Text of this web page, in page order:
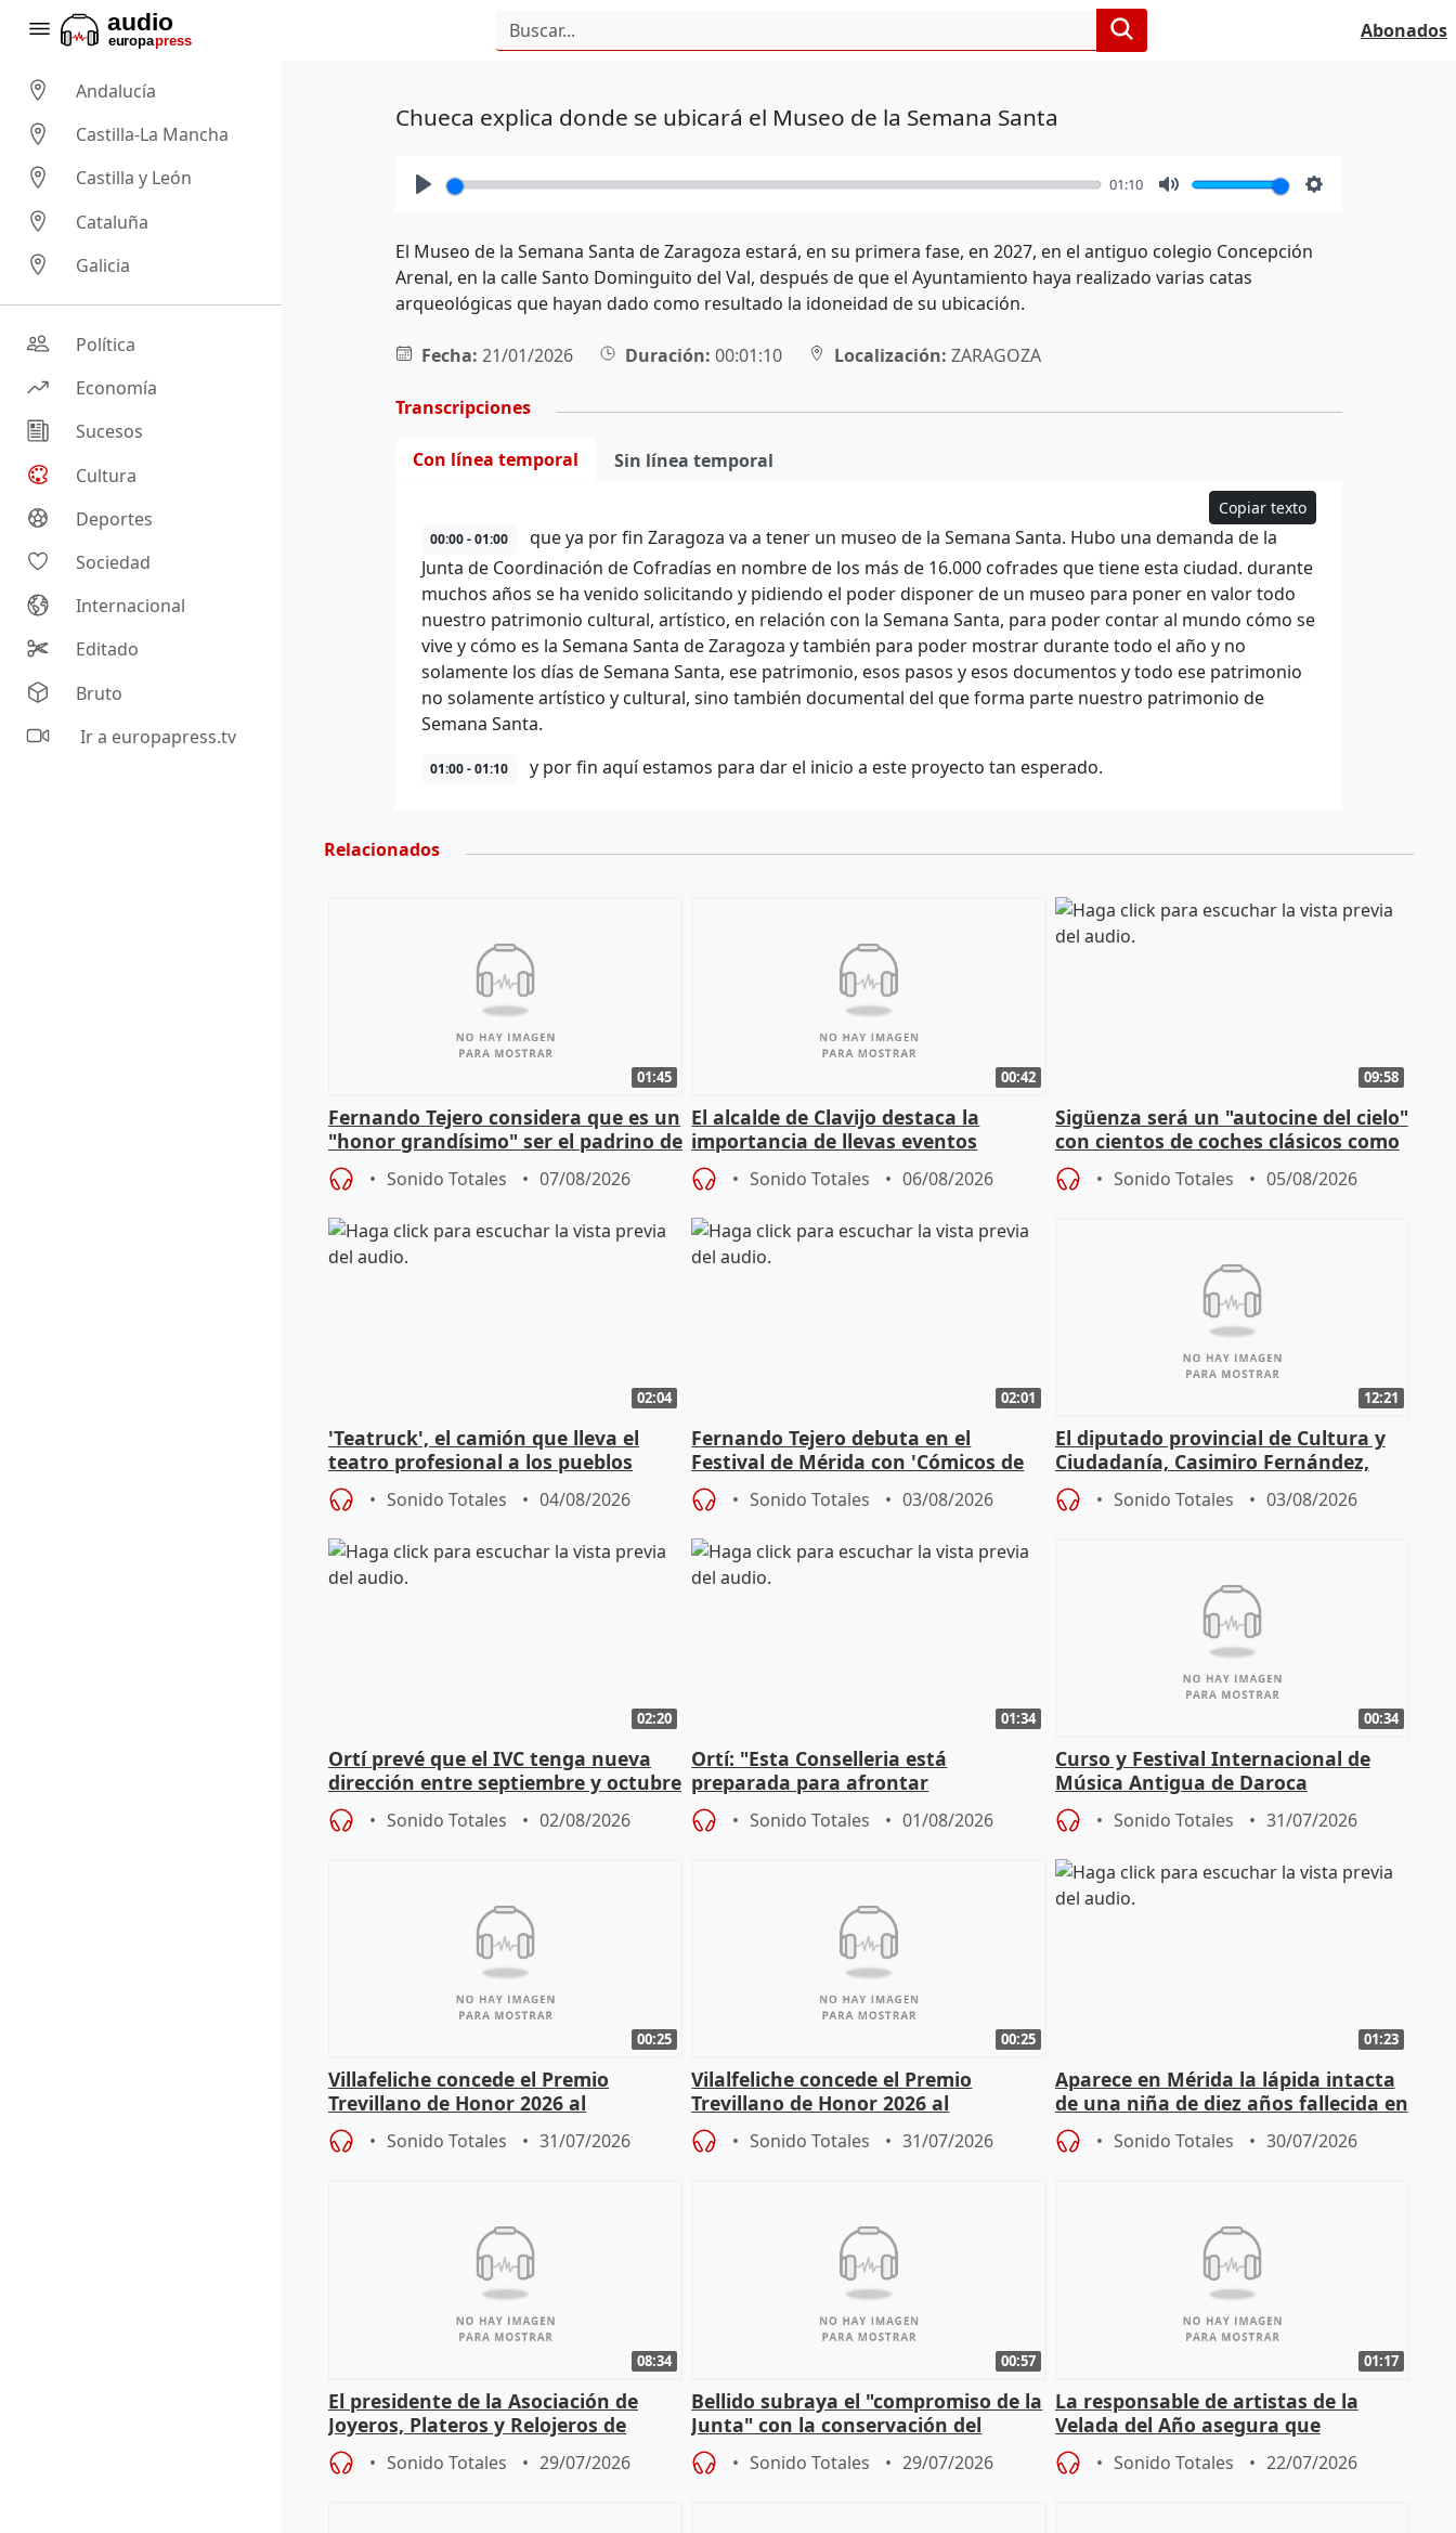
Abonados
Andalucía
Castilla-La Mancha
Castilla y León
Cataluña
Galicia
Política
Economía
Sucesos
Cultura
Deportes
Sociedad
Internacional
Editado
Bruto
Ir a europapress.tv
Chueca explica donde se ubicará el Museo de la Semana Santa
01:10
El Museo de la Semana Santa de Zaragoza estará, en su primera fase, en 2027, en el antiguo colegio Concepción
Arenal, en la calle Santo Dominguito del Val, después de que el Ayuntamiento haya realizado varias catas
arqueológicas que hayan dado como resultado la idoneidad de su ubicación.
Fecha: 21/01/2026 Duración: 00:01:10 Localización: ZARAGOZA
Transcripciones
Con línea temporal Sin línea temporal
Copiar texto
00:00 - 01:00
que ya por fin Zaragoza va a tener un museo de la Semana Santa. Hubo una demanda de la
Junta de Coordinación de Cofradías en nombre de los más de 16.000 cofrades que tiene esta ciudad. durante
muchos años se ha venido solicitando y pidiendo el poder disponer de un museo para poner en valor todo
nuestro patrimonio cultural, artístico, en relación con la Semana Santa, para poder contar al mundo cómo se
vive y cómo es la Semana Santa de Zaragoza y también para poder mostrar durante todo el año y no
solamente los días de Semana Santa, ese patrimonio, esos pasos y esos documentos y todo ese patrimonio
no solamente artístico y cultural, sino también documental del que forma parte nuestro patrimonio de
Semana Santa.
01:00 - 01:10 y por fin aquí estamos para dar el inicio a este proyecto tan esperado.
Relacionados
01:45
Fernando Tejero considera que es un
"honor grandísimo" ser el padrino de
la representación
Sonido Totales 07/08/2026
00:42
El alcalde de Clavijo destaca la
importancia de llevas eventos
culturales a los pueblos
Sonido Totales 06/08/2026
09:58
Sigüenza será un "autocine del cielo"
con cientos de coches clásicos como
espectadores
Sonido Totales 05/08/2026
02:04
'Teatruck', el camión que lleva el
teatro profesional a los pueblos
extremeños
Sonido Totales 04/08/2026
02:01
Fernando Tejero debuta en el
Festival de Mérida con 'Cómicos de
Roma': "Strabo me ha escogido"
Sonido Totales 03/08/2026
12:21
El diputado provincial de Cultura y
Ciudadanía, Casimiro Fernández,
sobre el balance de entradas
Sonido Totales 03/08/2026
02:20
Ortí prevé que el IVC tenga nueva
dirección entre septiembre y octubre
Sonido Totales 02/08/2026
01:34
Ortí: "Esta Conselleria está
preparada para afrontar
absolutamente todos los escenarios"
Sonido Totales 01/08/2026
00:34
Curso y Festival Internacional de
Música Antigua de Daroca
Sonido Totales 31/07/2026
00:25
Villafeliche concede el Premio
Trevillano de Honor 2026 al
periodista Xabier Fortes
Sonido Totales 31/07/2026
00:25
Vilalfeliche concede el Premio
Trevillano de Honor 2026 al
periodista Xabier Fortes
Sonido Totales 31/07/2026
01:23
Aparece en Mérida la lápida intacta
de una niña de diez años fallecida en
el año 519 d.C.
Sonido Totales 30/07/2026
08:34
El presidente de la Asociación de
Joyeros, Plateros y Relojeros de
Córdoba celebra la IGP
Sonido Totales 29/07/2026
00:57
Bellido subraya el "compromiso de la
Junta" con la conservación del
patrimonio en Córdoba
Sonido Totales 29/07/2026
01:17
La responsable de artistas de la
Velada del Año asegura que
"Andalucía está muy presente" en la
cita
Sonido Totales 22/07/2026